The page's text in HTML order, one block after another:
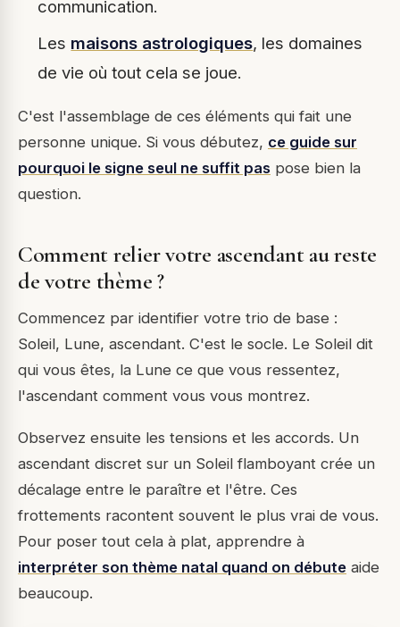
communication.
Les maisons astrologiques, les domaines
de vie où tout cela se joue.
C'est l'assemblage de ces éléments qui fait une
personne unique. Si vous débutez, ce guide sur
pourquoi le signe seul ne suffit pas pose bien la
question.
Comment relier votre ascendant au reste
de votre thème ?
Commencez par identifier votre trio de base :
Soleil, Lune, ascendant. C'est le socle. Le Soleil dit
qui vous êtes, la Lune ce que vous ressentez,
l'ascendant comment vous vous montrez.
Observez ensuite les tensions et les accords. Un
ascendant discret sur un Soleil flamboyant crée un
décalage entre le paraître et l'être. Ces
frottements racontent souvent le plus vrai de vous.
Pour poser tout cela à plat, apprendre à
interpréter son thème natal quand on débute aide
beaucoup.